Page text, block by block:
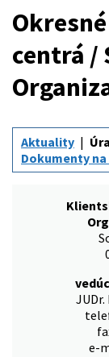
centrá /
Aktuality
Dokumenty
e-